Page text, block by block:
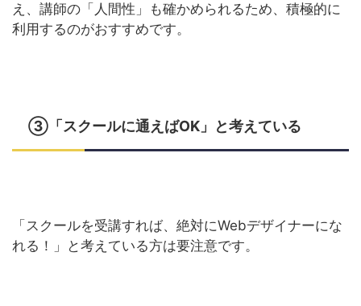
え、講師の「人間性」も確かめられるため、積極的に
利用するのがおすすめです。
③「スクールに通えばOK」と考えている
「スクールを受講すれば、絶対にWebデザイナーにな
れる！」と考えている方は要注意です。